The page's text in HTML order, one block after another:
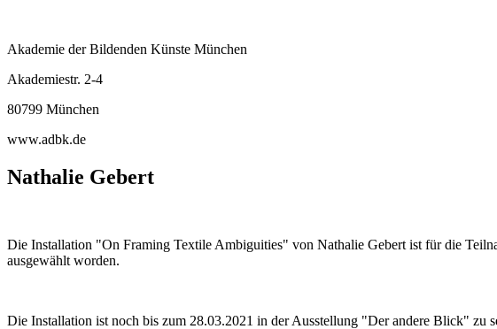
Akademie der Bildenden Künste München
Akademiestr. 2-4
80799 München
www.adbk.de
Nathalie Gebert
Die Installation "On Framing Textile Ambiguities" von Nathalie Gebert ist für die
ausgewählt worden.
Die Installation ist noch bis zum 28.03.2021 in der Ausstellung "Der andere Blick" zu